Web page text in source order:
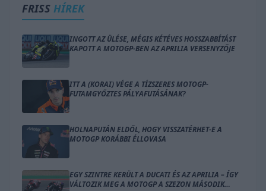
FRISS HÍREK
INGOTT AZ ÜLÉSE, MÉGIS KÉTÉVES HOSSZABBÍTÁST
KAPOTT A MOTOGP-BEN AZ APRILIA VERSENYZŐJE
ITT A (KORAI) VÉGE A TÍZSZERES MOTOGP-
FUTAMGYŐZTES PÁLYAFUTÁSÁNAK?
HOLNAPUTÁN ELDŐL, HOGY VISSZATÉRHET-E A
MOTOGP KORÁBBI ÉLLOVASA
EGY SZINTRE KERÜLT A DUCATI ÉS AZ APRILIA – ÍGY
VÁLTOZIK MEG A MOTOGP A SZEZON MÁSODIK